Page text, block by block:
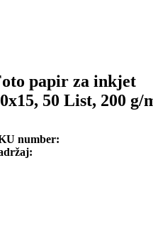
papir za inkjet
50 List, 200 g/
number